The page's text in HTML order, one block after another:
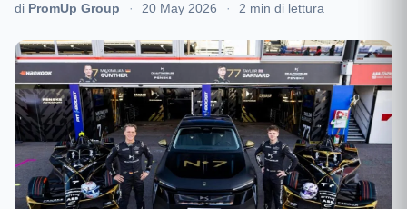
di PromUp Group · 20 May 2026 · 2 min di lettura